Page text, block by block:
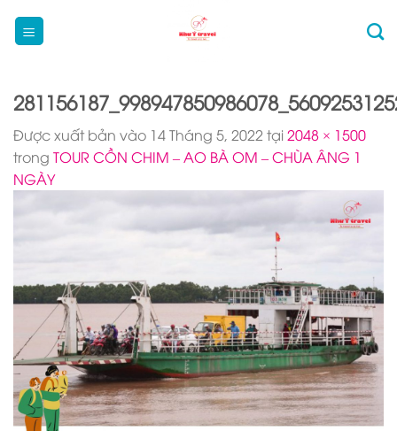
qua
Được xuất bản vào 14 Tháng 5, 2022 tại 2048 × 1500
trong TOUR CỒN CHIM – AO BÀ OM – CHÙA ÂNG 1
NGÀY